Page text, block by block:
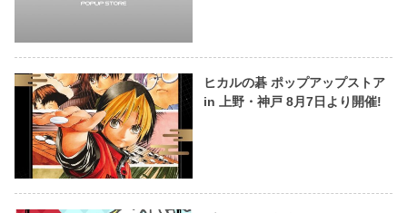
ヒカルの碁 ポップアップストア
in 上野・神戸 8月7日より開催!